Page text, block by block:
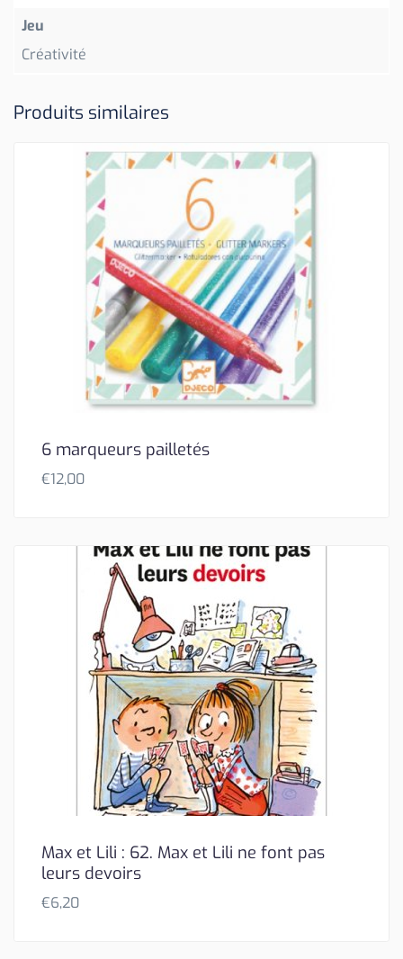
Jeu
Créativité
Produits similaires
6 marqueurs pailletés
€12,00
Max et Lili : 62. Max et Lili ne font pas
leurs devoirs
€6,20